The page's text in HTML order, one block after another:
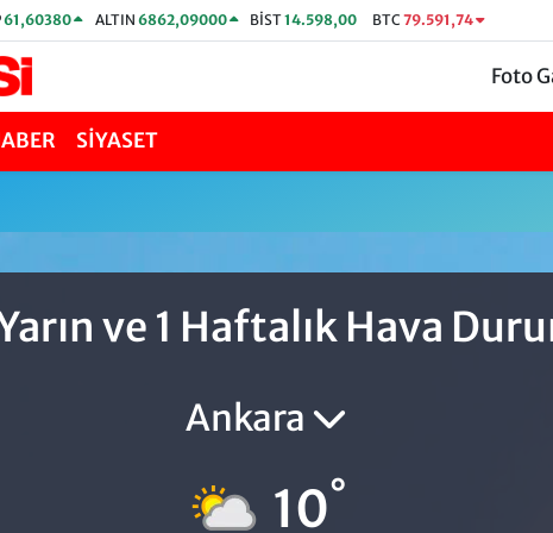
61,60380 ALTIN 6862,09000 BİST14.598,00 BTC 79.591,74
Foto
SİYASET
ve 1 Haftalık Hava
Ankara
10°